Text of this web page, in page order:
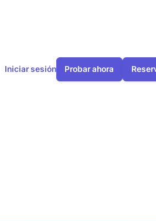
Iniciar sesión Probar ahora